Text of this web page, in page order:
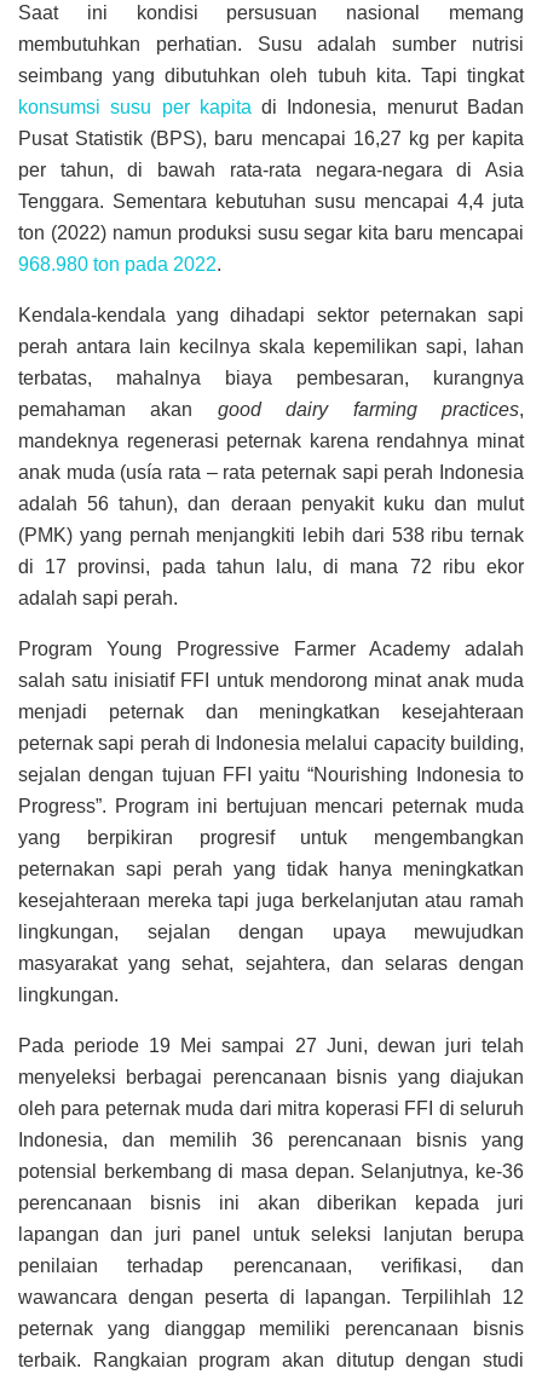
Saat ini kondisi persusuan nasional memang
membutuhkan perhatian. Susu adalah sumber nutrisi
seimbang yang dibutuhkan oleh tubuh kita. Tapi tingkat
konsumsi susu per kapita di Indonesia, menurut Badan
Pusat Statistik (BPS), baru mencapai 16,27 kg per kapita
per tahun, di bawah rata-rata negara-negara di Asia
Tenggara. Sementara kebutuhan susu mencapai 4,4 juta
ton (2022) namun produksi susu segar kita baru mencapai
968.980 ton pada 2022.
Kendala-kendala yang dihadapi sektor peternakan sapi
perah antara lain kecilnya skala kepemilikan sapi, lahan
terbatas, mahalnya biaya pembesaran, kurangnya
pemahaman akan good dairy farming practices,
mandeknya regenerasi peternak karena rendahnya minat
anak muda (usía rata – rata peternak sapi perah Indonesia
adalah 56 tahun), dan deraan penyakit kuku dan mulut
(PMK) yang pernah menjangkiti lebih dari 538 ribu ternak
di 17 provinsi, pada tahun lalu, di mana 72 ribu ekor
adalah sapi perah.
Program Young Progressive Farmer Academy adalah
salah satu inisiatif FFI untuk mendorong minat anak muda
menjadi peternak dan meningkatkan kesejahteraan
peternak sapi perah di Indonesia melalui capacity building,
sejalan dengan tujuan FFI yaitu “Nourishing Indonesia to
Progress”. Program ini bertujuan mencari peternak muda
yang berpikiran progresif untuk mengembangkan
peternakan sapi perah yang tidak hanya meningkatkan
kesejahteraan mereka tapi juga berkelanjutan atau ramah
lingkungan, sejalan dengan upaya mewujudkan
masyarakat yang sehat, sejahtera, dan selaras dengan
lingkungan.
Pada periode 19 Mei sampai 27 Juni, dewan juri telah
menyeleksi berbagai perencanaan bisnis yang diajukan
oleh para peternak muda dari mitra koperasi FFI di seluruh
Indonesia, dan memilih 36 perencanaan bisnis yang
potensial berkembang di masa depan. Selanjutnya, ke-36
perencanaan bisnis ini akan diberikan kepada juri
lapangan dan juri panel untuk seleksi lanjutan berupa
penilaian terhadap perencanaan, verifikasi, dan
wawancara dengan peserta di lapangan. Terpilihlah 12
peternak yang dianggap memiliki perencanaan bisnis
terbaik. Rangkaian program akan ditutup dengan studi